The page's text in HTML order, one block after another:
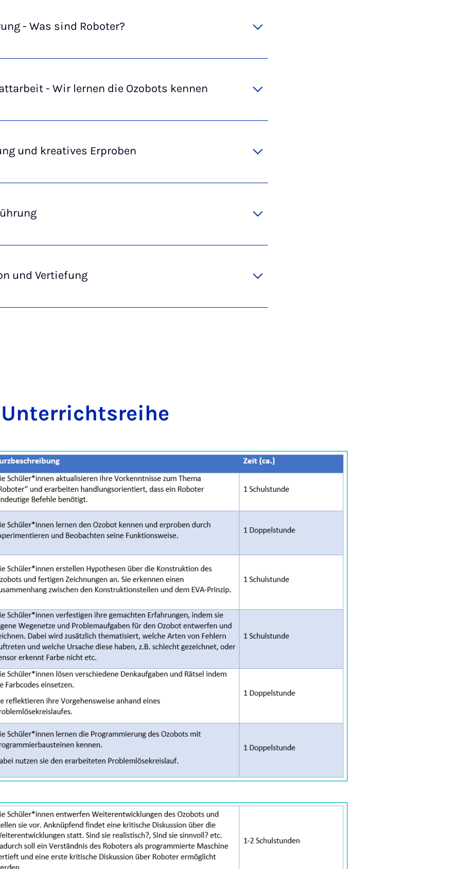
- Was sind Roboter?
- Wir lernen die Ozobots kennen
und kreatives Erproben
und Vertiefung